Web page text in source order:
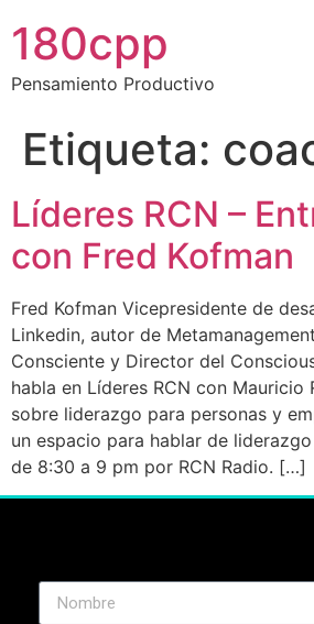
180cpp
Pensamiento Productivo
Etiqueta:
Líderes RCN –
con Fred Kofman
Fred Kofman Vicepresidente de
Linkedin, autor de
Consciente y Director del
habla en Líderes RCN con Mauricio
sobre liderazgo para personas y
un espacio para hablar de
de 8:30 a 9 pm por RCN Radio. […]